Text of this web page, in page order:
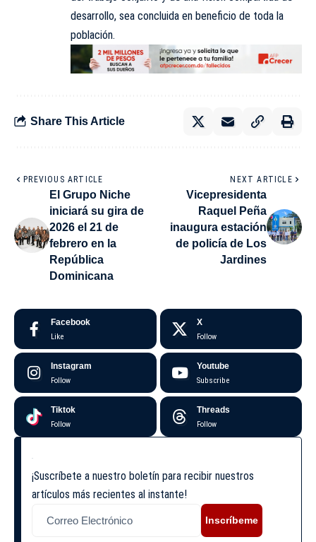
desarrollo, sea concluida en beneficio de toda la
población.
Share This Article
PREVIOUS ARTICLE
El Grupo Niche
iniciará su gira de
2026 el 21 de
febrero en la
República
Dominicana
NEXT ARTICLE
Vicepresidenta
Raquel Peña
inaugura estación
de policía de Los
Jardines
Facebook
Like
X
Follow
Instagram
Follow
Youtube
Subscribe
Tiktok
Follow
Threads
Follow
¡Suscríbete a nuestro boletín para recibir nuestros
artículos más recientes al instante!
Inscríbeme